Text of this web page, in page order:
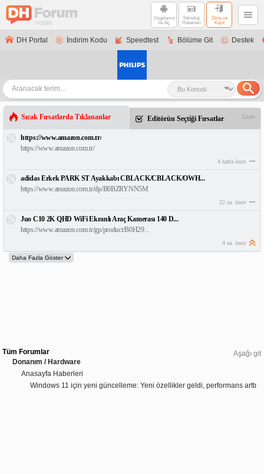
Uygulama
ile Aç
Teknoloji
Haberleri
Giriş ve
Kayıt
DH Portal İndirim Kodu Speedtest Bölüme Git Destek
Sıcak Fırsatlarda Tıklananlar Editörün Seçtiği Fırsatlar Gizle
https://www.amazon.com.tr/
https://www.amazon.com.tr/
4 hafta önce
adidas Erkek PARK ST Ayakkabı CBLACK/CBLACK/OWH...
https://www.amazon.com.tr/dp/B0BZRYNN5M
22 sa. önce
Juo C10 2K QHD WiFi Ekranlı Araç Kamerası 140 D...
https://www.amazon.com.tr/gp/product/B0H29...
4 sa. önce
Aşağı git
Tüm Forumlar
Donanım / Hardware
Anasayfa Haberleri
Windows 11 için yeni güncelleme: Yeni özellikler geldi, performans arttı